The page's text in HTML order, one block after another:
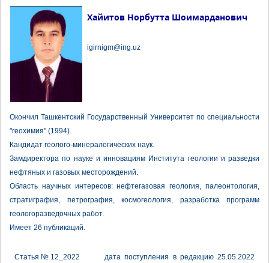
Хайитов Норбутта Шоимарданович
igirnigm@ing.uz
Окончил Ташкентский Государственный Университет по специальности
"геохимия" (1994).
Кандидат геолого-минералогических наук.
Замдиректора по науке и инновациям Института геологии и разведки
нефтяных и газовых месторождений.
Область научных интересов: нефтегазовая геология, палеонтология,
стратиграфия, петрография, космогеология, разработка программ
геологоразведочных работ.
Имеет 26 публикаций.
Статья № 12_2022
дата поступления в редакцию 25.05.2022